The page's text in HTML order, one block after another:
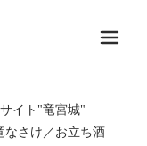
イト"竜宮城"
なさけ／お立ち酒